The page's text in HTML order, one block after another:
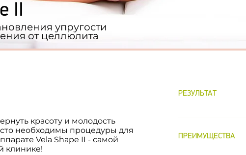
II
упругости
от целлюлита
красоту и молодость
необходимы процедуры для
Vela Shape II - самой
клинике!
РЕЗУЛЬТАТ
Желанный
процедуры!
ПРЕИМУЩЕСТВА